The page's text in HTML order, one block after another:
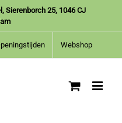
Sierenborch 25, 1046 CJ
Webshop